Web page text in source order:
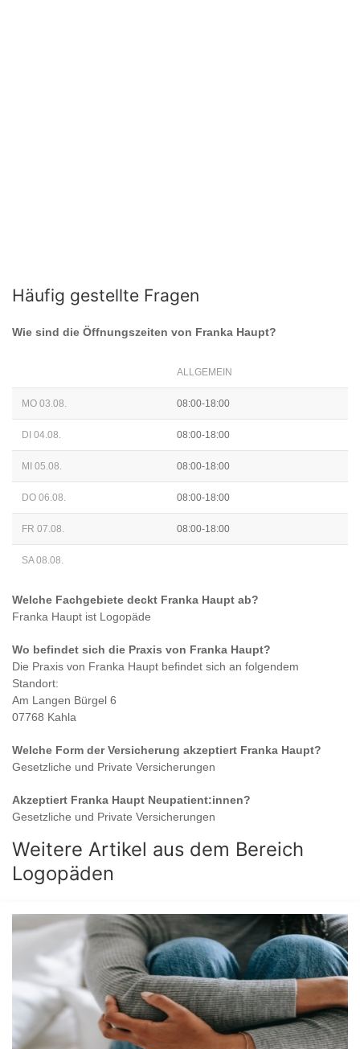
Häufig gestellte Fragen
Wie sind die Öffnungszeiten von Franka Haupt?
ALLGEMEIN
MO 03.08. 08:00-18:00
DI 04.08. 08:00-18:00
MI 05.08. 08:00-18:00
DO 06.08. 08:00-18:00
FR 07.08. 08:00-18:00
SA 08.08.
Welche Fachgebiete deckt Franka Haupt ab?
Franka Haupt ist Logopäde
Wo befindet sich die Praxis von Franka Haupt?
Die Praxis von Franka Haupt befindet sich an folgendem
Standort:
Am Langen Bürgel 6
07768 Kahla
Welche Form der Versicherung akzeptiert Franka Haupt?
Gesetzliche und Private Versicherungen
Akzeptiert Franka Haupt Neupatient:innen?
Gesetzliche und Private Versicherungen
Weitere Artikel aus dem Bereich
Logopäden